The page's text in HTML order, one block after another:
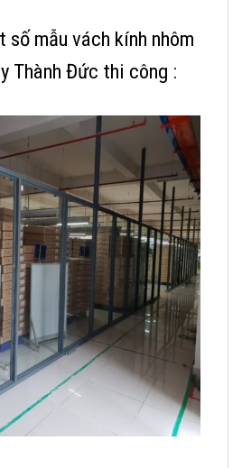
số mẫu vách kính nhôm
Thành Đức thi công :